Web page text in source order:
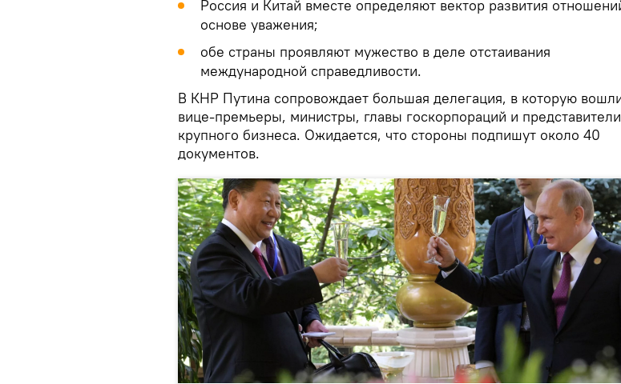
Россия и Китай вместе определяют вектор развития
основе уважения;
обе страны проявляют мужество в деле отстаивания
международной справедливости.
В КНР Путина сопровождает большая делегация, в которую
вице-премьеры, министры, главы госкорпораций и представители
крупного бизнеса. Ожидается, что стороны подпишут около 40
документов.